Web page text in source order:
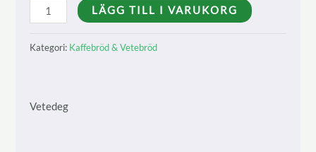
Populärkrans
med
eller
mängd
LÄGG TILL I VARUKORG
Kategori: Kaffebröd & Vetebröd
Vetedeg